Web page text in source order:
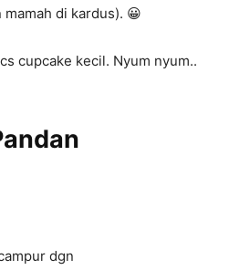
di kardus). 😀
cupcake kecil. Nyum nyum..
dgn